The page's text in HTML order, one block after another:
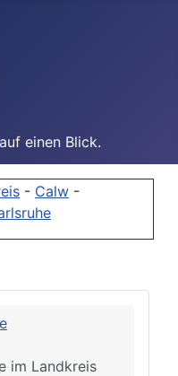
einen Blick.
- Calw -
im Landkreis